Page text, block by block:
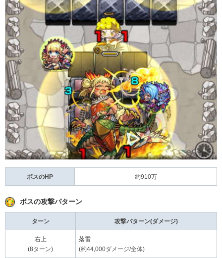
ボスのHP 約910万
ボスの攻撃パターン
ターン 攻撃パターン(ダメージ)
右上
(8ターン)
落雷
(約44,000ダメージ/全体)